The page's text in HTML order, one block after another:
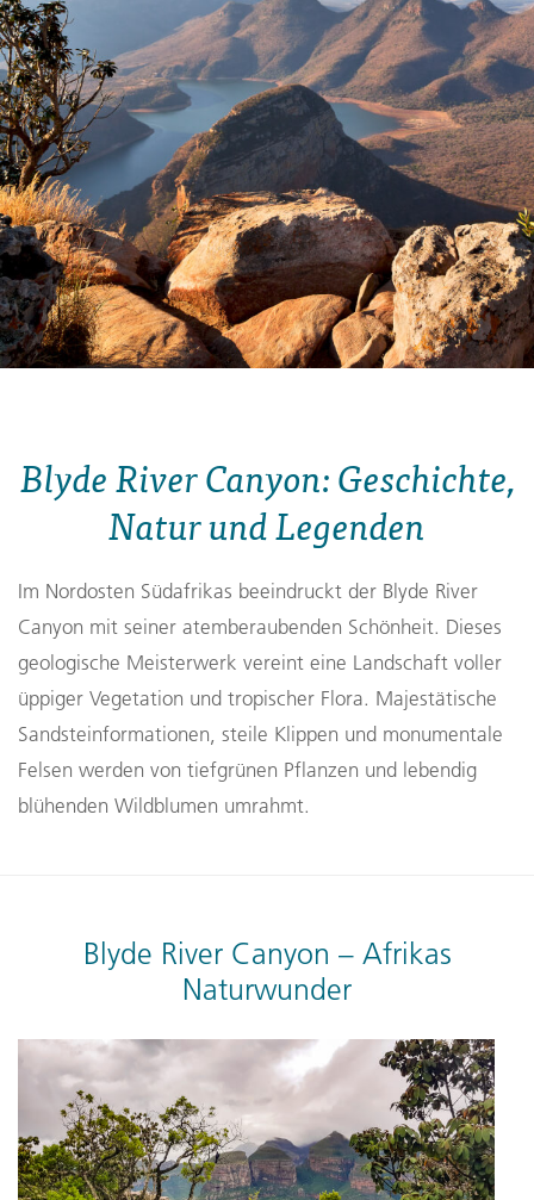
Blyde River Canyon: Geschichte,
Natur und Legenden
Im Nordosten Südafrikas beeindruckt der Blyde River
Canyon mit seiner atemberaubenden Schönheit. Dieses
geologische Meisterwerk vereint eine Landschaft voller
üppiger Vegetation und tropischer Flora. Majestätische
Sandsteinformationen, steile Klippen und monumentale
Felsen werden von tiefgrünen Pflanzen und lebendig
blühenden Wildblumen umrahmt.
Blyde River Canyon – Afrikas
Naturwunder